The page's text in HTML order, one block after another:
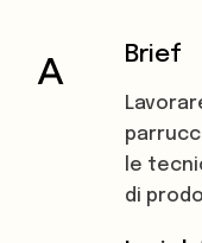
Brief
le
di